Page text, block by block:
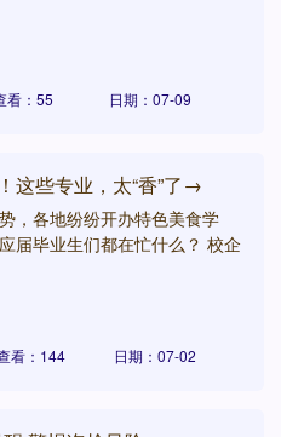
看：55 日期：07-09
这些专业，太“香”了→
，各地纷纷开办特色美食学
届毕业生们都在忙什么？ 校企
看：144 日期：07-02